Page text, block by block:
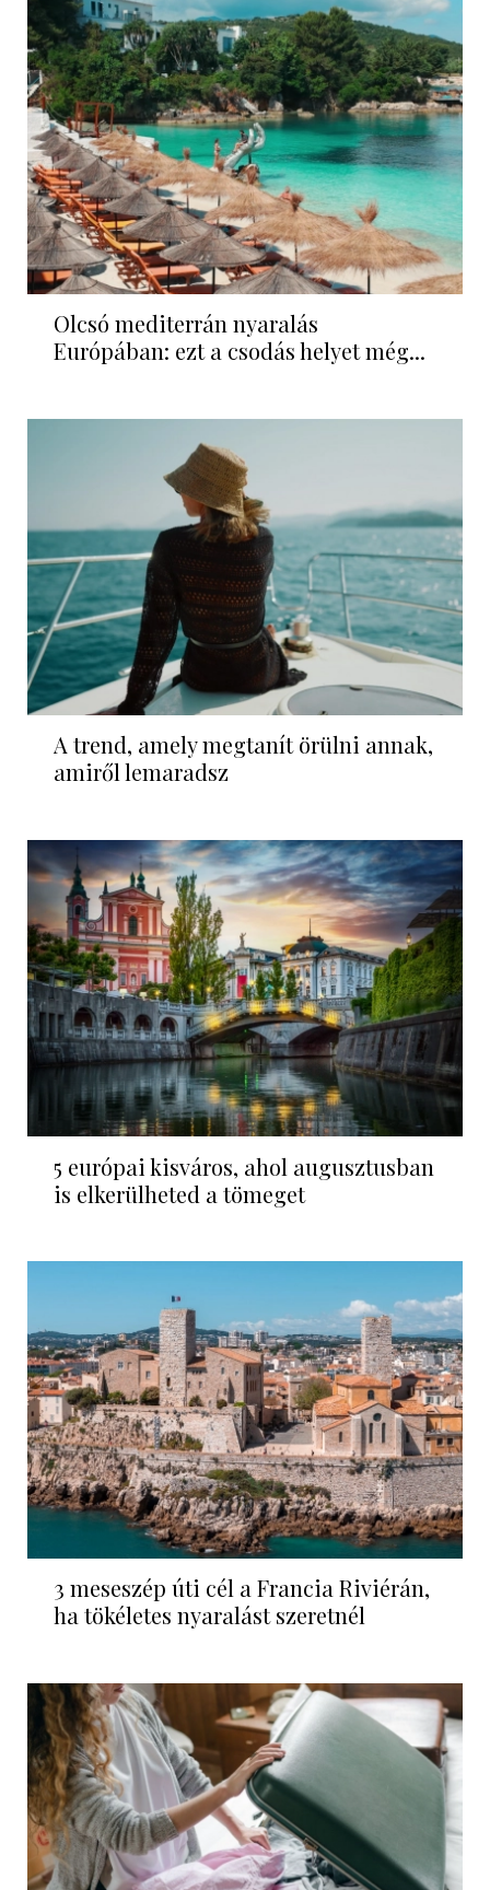
Olcsó mediterrán nyaralás
Európában: ezt a csodás helyet még...
A trend, amely megtanít örülni annak,
amiről lemaradsz
5 európai kisváros, ahol augusztusban
is elkerülheted a tömeget
3 meseszép úti cél a Francia Riviérán,
ha tökéletes nyaralást szeretnél